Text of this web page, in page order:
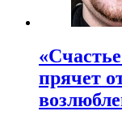
прячет